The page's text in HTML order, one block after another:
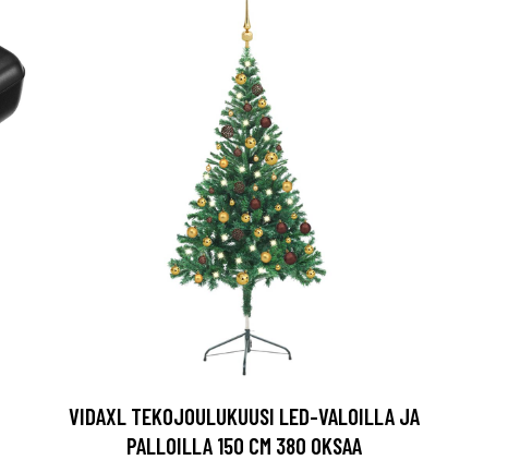
VIDAXL TEKOJOULUKUUSI LED-VALOILLA JA
PALLOILLA 150 CM 380 OKSAA